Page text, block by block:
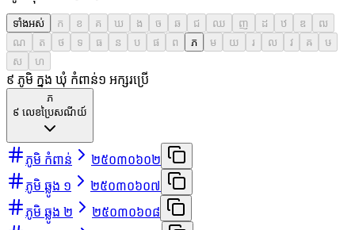
ទាំងអស់ ក ខ គ ឃ ង ច ឆ ជ ឈ ញ ដ ឋ ឌ
ឍ
ណ
ត ថ ទ ធ ន ប ផ ព ភ ម យ រ ល វ ឝ
ឞ
ស
ហ
៩ ភូមិ ក្នុង ឃុំ កំពាន់១ អក្សរប្រើ
ភ
៩ លេខប្រៃសណីយ៍
ភូមិ កំពាន់
២៥០៣០៦០២
ភូមិ ឆ្លូង ១
២៥០៣០៦០៧
ភូមិ ឆ្លូង ២
២៥០៣០៦០៨